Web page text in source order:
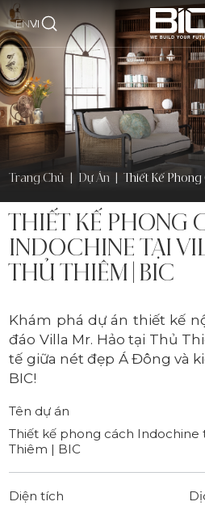
ENVI
THIẾT KẾ PHONG
INDOCHINE TẠI
THỦ THIÊM | BIC
Trang Chủ Dự Án Thiết Kế
Khám phá dự án thiết kế
đáo Villa Mr. Hảo tại Thủ
tế giữa nét đẹp Á Đông và
BIC!
Tên dự án
Thiết kế phong cách Indochine
Thiêm | BIC
Diện tích